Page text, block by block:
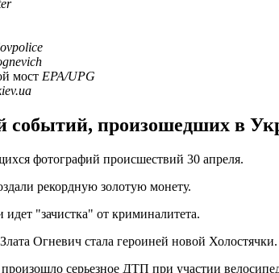
мост EPA/UPG
произошедших в
фотографий происшествий 30 апреля.
рекордную золотую монету.
"зачистка" от криминалитета.
Огневич стала героиней новой Холостячки.
серьезное ДТП при участии